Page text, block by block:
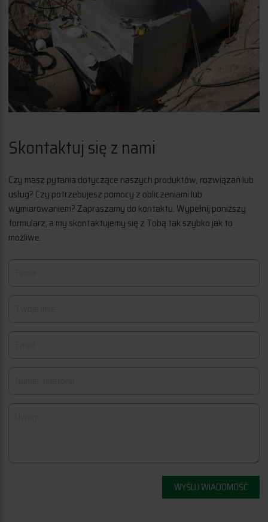
Skontaktuj się z nami
Czy masz pytania dotyczące naszych produktów, rozwiązań lub
usług? Czy potrzebujesz pomocy z obliczeniami lub
wymiarowaniem? Zapraszamy do kontaktu. Wypełnij poniższy
formularz, a my skontaktujemy się z Tobą tak szybko jak to
możliwe.